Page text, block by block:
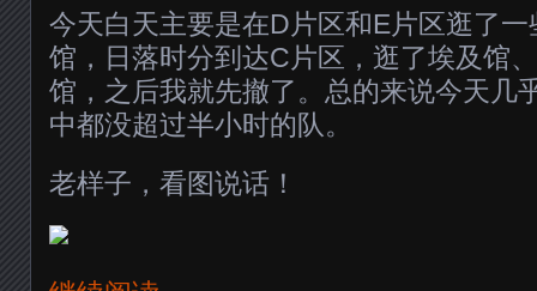
今天白天主要是在D片区和E片区逛了
馆，日落时分到达C片区，逛了埃及馆
馆，之后我就先撤了。总的来说今天几
中都没超过半小时的队。
老样子，看图说话！